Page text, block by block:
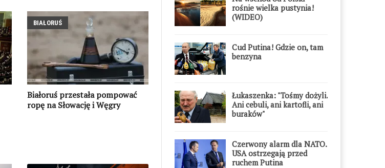
BIAŁORUŚ
Białoruś przestała pompować
ropę na Słowację i Węgry
rośnie wielka pustynia!
(WIDEO)
Cud Putina! Gdzie on, tam
benzyna
Łukaszenka: "Tośmy dożyli.
Ani cebuli, ani kartofli, ani
buraków"
Czerwony alarm dla NATO.
USA ostrzegają przed
ruchem Putina